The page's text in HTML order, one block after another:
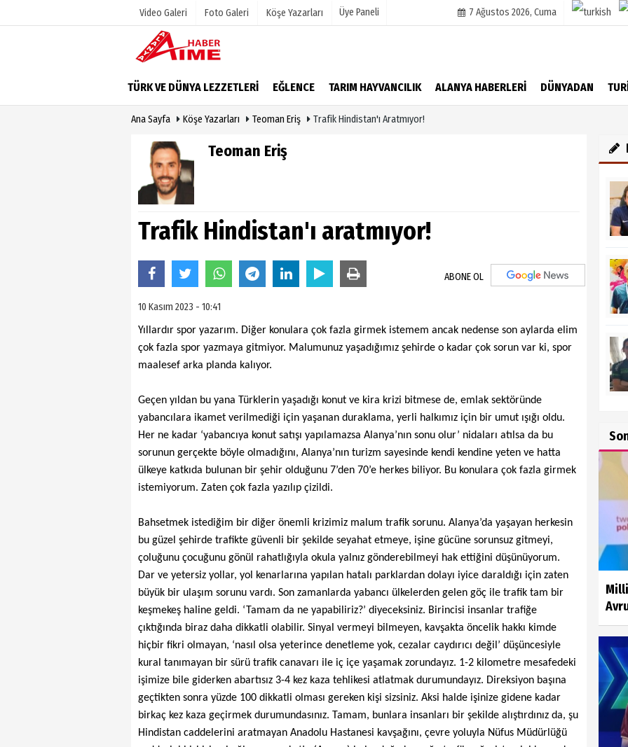
Video Galeri Foto Galeri Köşe Yazarları Üye Paneli 7 Ağustos 2026, Cuma
TÜRK VE DÜNYA LEZZETLERİ EĞLENCE TARIM HAYVANCILIK ALANYA HABERLERİ DÜNYADAN
Haber Arşivi
Hava Durumu
Gazete Manşetleri
Anketler
Biyografiler
Köşe Yazarları
Video Galeri
Ana Sayfa Köşe Yazarları Teoman Eriş Trafik Hindistan'ı Aratmıyor!
Teoman Eriş
Trafik Hindistan'ı aratmıyor!
ABONE OL
10 Kasım 2023 - 10:41
Yıllardır spor yazarım. Diğer konulara çok fazla girmek istemem ancak nedense son aylarda elim
çok fazla spor yazmaya gitmiyor. Malumunuz yaşadığımız şehirde o kadar çok sorun var ki, spor
maalesef arka planda kalıyor.
Geçen yıldan bu yana Türklerin yaşadığı konut ve kira krizi bitmese de, emlak sektöründe
yabancılara ikamet verilmediği için yaşanan duraklama, yerli halkımız için bir umut ışığı oldu.
Her ne kadar ‘yabancıya konut satışı yapılamazsa Alanya’nın sonu olur’ nidaları atılsa da bu
sorunun gerçekte böyle olmadığını, Alanya’nın turizm sayesinde kendi kendine yeten ve hatta
ülkeye katkıda bulunan bir şehir olduğunu 7’den 70’e herkes biliyor. Bu konulara çok fazla girmek
istemiyorum. Zaten çok fazla yazılıp çizildi.
Bahsetmek istediğim bir diğer önemli krizimiz malum trafik sorunu. Alanya’da yaşayan herkesin
bu güzel şehirde trafikte güvenli bir şekilde seyahat etmeye, işine gücüne sorunsuz gitmeyi,
çoluğunu çocuğunu gönül rahatlığıyla okula yalnız gönderebilmeyi hak ettiğini düşünüyorum.
Dar ve yetersiz yollar, yol kenarlarına yapılan hatalı parklardan dolayı iyice daraldığı için zaten
büyük bir ulaşım sorunu vardı. Son zamanlarda yabancı ülkelerden gelen göç ile trafik tam bir
keşmekeş haline geldi. ‘Tamam da ne yapabiliriz?’ diyeceksiniz. Birincisi insanlar trafiğe
çıktığında biraz daha dikkatli olabilir. Sinyal vermeyi bilmeyen, kavşakta öncelik hakkı kimde
hiçbir fikri olmayan, ‘nasıl olsa yeterince denetleme yok, cezalar caydırıcı değil’ düşüncesiyle
kural tanımayan bir sürü trafik canavarı ile iç içe yaşamak zorundayız. 1-2 kilometre mesafedeki
işimize bile giderken abartısız 3-4 kez kaza tehlikesi atlatmak durumundayız. Direksiyon başına
geçtikten sonra yüzde 100 dikkatli olması gereken kişi sizsiniz. Aksi halde işinize gidene kadar
birkaç kez kaza geçirmek durumundasınız. Tamam, bunlara insanları bir şekilde alıştırdınız da, şu
Hindistan caddelerini aratmayan Anadolu Hastanesi kavşağını, çevre yoluyla Nüfus Müdürlüğü